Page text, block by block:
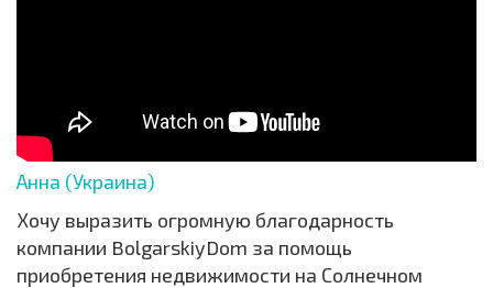
Анна (Украина)
Хочу выразить огромную благодарность
компании BolgarskiyDom за помощь
приобретения недвижимости на Солнечном